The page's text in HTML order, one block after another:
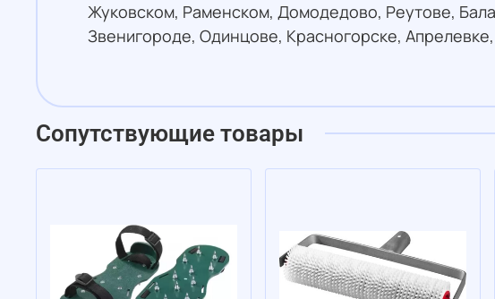
Жуковском, Раменском, Домодедово, Реутове,
Звенигороде, Одинцове, Красногорске,
Сопутствующие товары